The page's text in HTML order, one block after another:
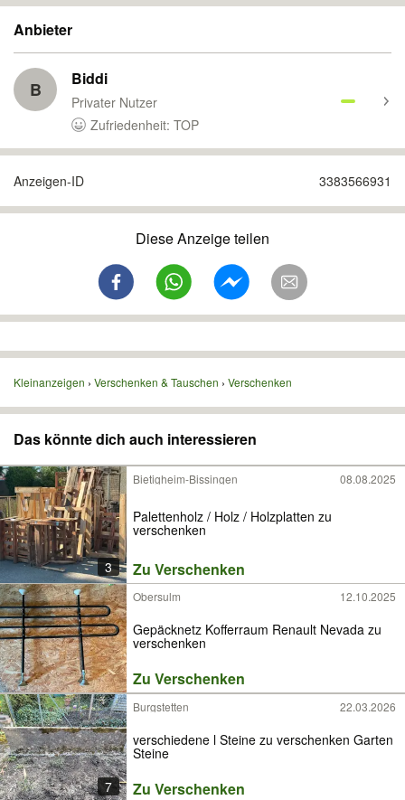
Anbieter
B Biddi
Privater Nutzer
Zufriedenheit: TOP
Anzeigen-ID 3383566931
Diese Anzeige teilen
Kleinanzeigen Verschenken & Tauschen Verschenken
Das könnte dich auch interessieren
3
Bietigheim-Bissingen 08.08.2025
Palettenholz / Holz / Holzplatten zu
verschenken
Zu Verschenken
Obersulm 12.10.2025
Gepäcknetz Kofferraum Renault Nevada zu
verschenken
Zu Verschenken
7
Burgstetten 22.03.2026
verschiedene l Steine zu verschenken Garten
Steine
Zu Verschenken